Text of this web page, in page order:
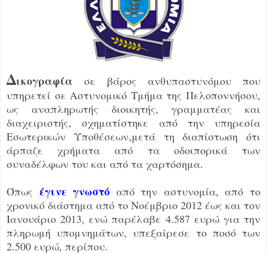
Δικογραφία σε βάρος ανθυπαστυνόμου που
υπηρετεί σε Αστυνομικό Τμήμα της Πελοποννήσου,
ως αναπληρωτής διοικητής, γραμματέας και
διαχειριστής, σχηματίστηκε από την υπηρεσία
Εσωτερικών Υποθέσεων,μετά τη διαπίστωση ότι
άρπαζε χρήματα από τα οδοιπορικά των
συναδέλφων του και από τα χαρτόσημα.
Όπως έγινε γνωστό από την αστυνομία, από το
χρονικό διάστημα από το Νοέμβριο 2012 έως και τον
Ιανουάριο 2013, ενώ παρέλαβε 4.587 ευρώ για την
πληρωμή υπομνημάτων, υπεξαίρεσε το ποσό των
2.500 ευρώ, περίπου.